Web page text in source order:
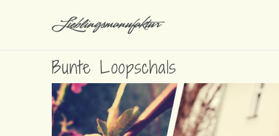
Bunte Loopschals